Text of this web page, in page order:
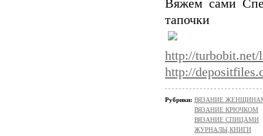
Вяжем сами
тапочки
http://
http://
Рубрики: ВЯЗАНИЕ ЖЕНЩИНАМ/
ВЯЗАНИЕ КРЮЧКОМ
ВЯЗАНИЕ СПИЦАМИ
ЖУРНАЛЫ,КНИГИ